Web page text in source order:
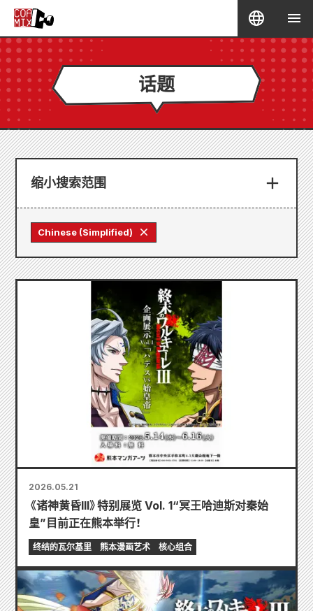
话题
缩小搜索范围
Chinese (Simplified)
2026.05.21
《诸神黄昏III》特别展览 Vol. 1“冥王哈迪斯对秦始
皇”目前正在熊本举行！
终结的瓦尔基里 熊本漫画艺术 核心组合